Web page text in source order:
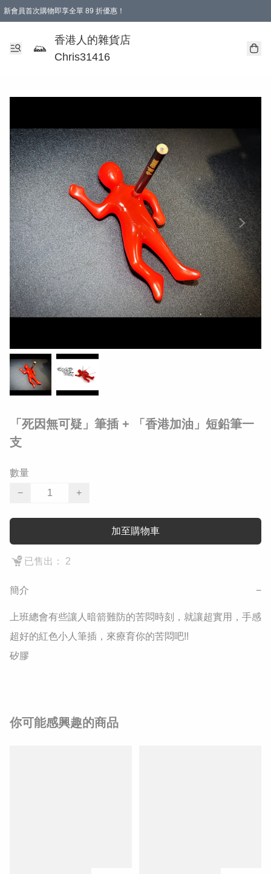
新會員首次購物即享全單 89 折優惠！
購物滿 HKD 499.00即享免運費優惠！（適用於 本地送貨、本地取貨 )
【滿 $300 專屬驚喜：無聲信物（最後一批）】
香港人的雜貨店
Chris31416
「死因無可疑」筆插 + 「香港加油」短鉛筆一
支
數量
−
+
加至購物車
已售出： 2
簡介 −
上班總會有些讓人暗箭難防的苦悶時刻，就讓超實用，手感
超好的紅色小人筆插，來療育你的苦悶吧!!
矽膠
你可能感興趣的商品